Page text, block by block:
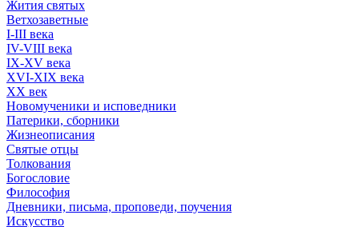
Жития святых
Ветхозаветные
I-III века
IV-VIII века
IX-XV века
XVI-XIX века
XX век
Новомученики и исповедники
Патерики, сборники
Жизнеописания
Святые отцы
Толкования
Богословие
Философия
Дневники, письма, проповеди, поучения
Искусство